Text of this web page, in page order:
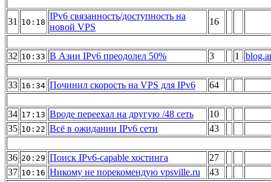
31 10:18
IPv6 связанность/доступность на
новой VPS
16
32 10:33 В Азии IPv6 преодолел 50% 3 1
33 16:34 Починил скорость на VPS для IPv6 64
34 17:13 Вроде переехал на другую /48 сеть
10
35 10:22 Всё в ожидании IPv6 сети 43
36 20:29 Поиск IPv6-capable хостинга
27
37 10:16 Никому не порекомендую vpsville.ru 43